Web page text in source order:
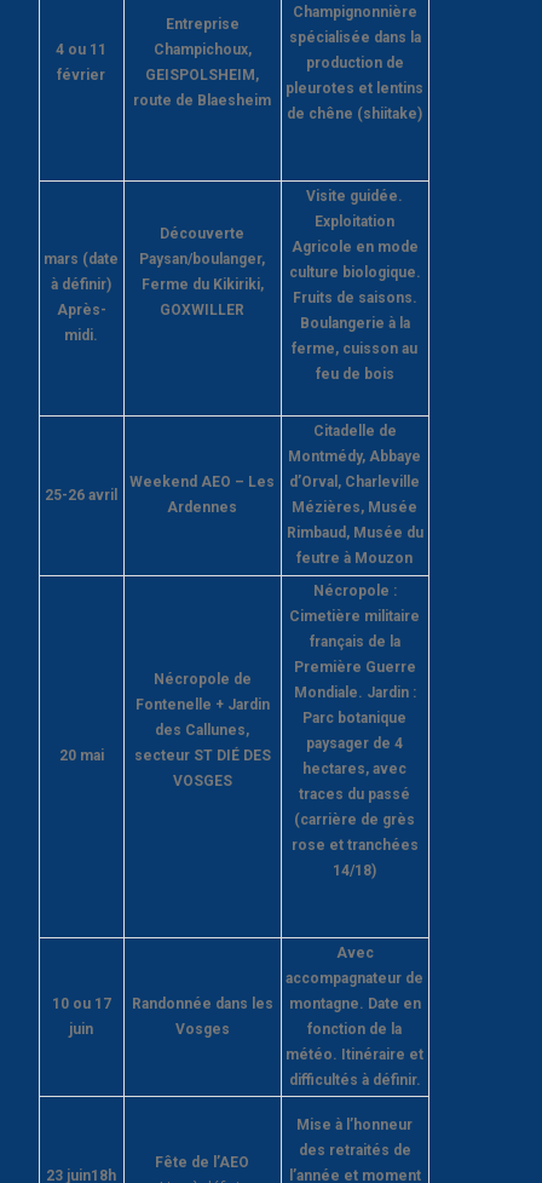
4 ou 11
février
Entreprise
Champichoux,
GEISPOLSHEIM,
route de Blaesheim
Champignonnière
spécialisée dans la
production de
pleurotes et lentins
de chêne (shiitake)
mars (date
à définir)
Après-
midi.
Découverte
Paysan/boulanger,
Ferme du Kikiriki,
GOXWILLER
Visite guidée.
Exploitation
Agricole en mode
culture biologique.
Fruits de saisons.
Boulangerie à la
ferme, cuisson au
feu de bois
25-26 avril
Weekend AEO – Les
Ardennes
Citadelle de
Montmédy, Abbaye
d’Orval, Charleville
Mézières, Musée
Rimbaud, Musée du
feutre à Mouzon
20 mai
Nécropole de
Fontenelle + Jardin
des Callunes,
secteur ST DIÉ DES
VOSGES
Nécropole :
Cimetière militaire
français de la
Première Guerre
Mondiale. Jardin :
Parc botanique
paysager de 4
hectares, avec
traces du passé
(carrière de grès
rose et tranchées
14/18)
10 ou 17
juin
Randonnée dans les
Vosges
Avec
accompagnateur de
montagne. Date en
fonction de la
météo. Itinéraire et
difficultés à définir.
23 juin18h
Fête de l’AEO
Mise à l’honneur
des retraités de
l’année et moment